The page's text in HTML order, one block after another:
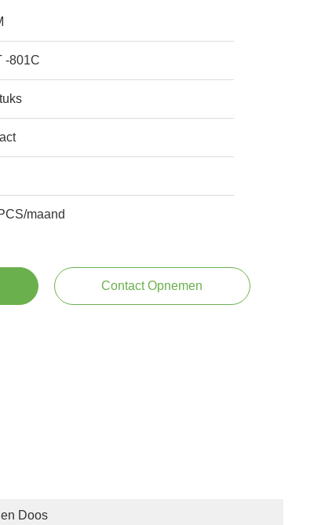
-801C
maand
Contact Opnemen
Doos